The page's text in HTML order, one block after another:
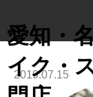
愛知・
イク・
2019.07.15